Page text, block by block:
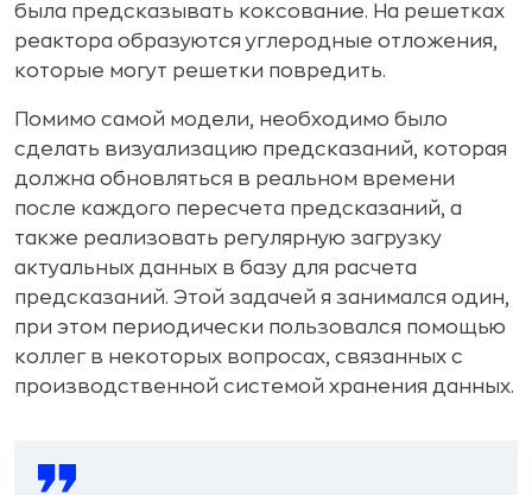
была предсказывать коксование. На решетках
реактора образуются углеродные отложения,
которые могут решетки повредить.
Помимо самой модели, необходимо было
сделать визуализацию предсказаний, которая
должна обновляться в реальном времени
после каждого пересчета предсказаний, а
также реализовать регулярную загрузку
актуальных данных в базу для расчета
предсказаний. Этой задачей я занимался один,
при этом периодически пользовался помощью
коллег в некоторых вопросах, связанных с
производственной системой хранения данных.